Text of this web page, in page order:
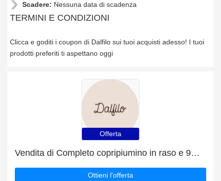
Scadere: Nessuna data di scadenza
TERMINI E CONDIZIONI
Clicca e goditi i coupon di Dalfilo sui tuoi acquisti adesso! I tuoi
prodotti preferiti ti aspettano oggi
Offerta
Vendita di Completo copripiumino in raso e 9% di sconto sulla liquidazione
Ottieni l'offerta